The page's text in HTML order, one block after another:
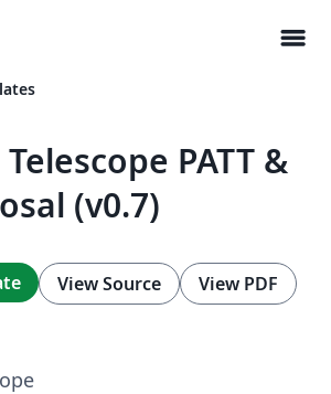
menu
PATT &
(v0.7)
View Source View PDF